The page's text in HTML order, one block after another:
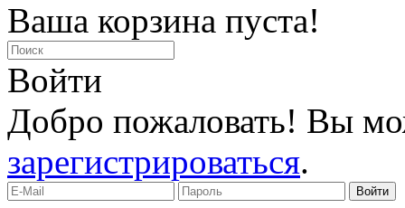
Ваша корзина пуста!
Войти
Добро пожаловать! Вы
зарегистрироваться.